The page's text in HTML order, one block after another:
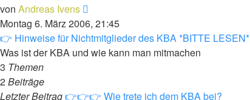
von Andreas Ivens
Beitrag
Montag 6. März 2006, 21:45
👉 Hinweise für Nichtmitglieder des KBA *BITTE LESEN*
Was ist der KBA und wie kann man mitmachen
3 Themen
2Beiträge
Letzter Beitrag👉👉👉 Wie trete ich dem KBA bei?